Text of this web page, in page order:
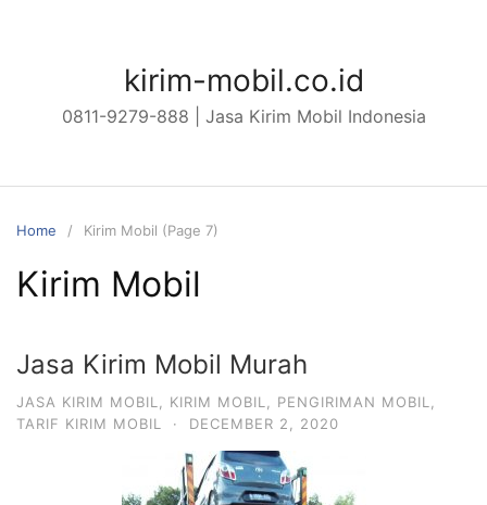
kirim-mobil.co.id
0811-9279-888 | Jasa Kirim Mobil Indonesia
Home Kirim Mobil (Page 7)
Kirim Mobil
Jasa Kirim Mobil Murah
JASA KIRIM MOBIL KIRIM MOBIL PENGIRIMAN MOBIL
TARIF KIRIM MOBIL
· DECEMBER 2, 2020